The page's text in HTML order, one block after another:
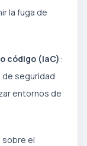
la fuga de
código (IaC):
seguridad
entornos de
sobre el